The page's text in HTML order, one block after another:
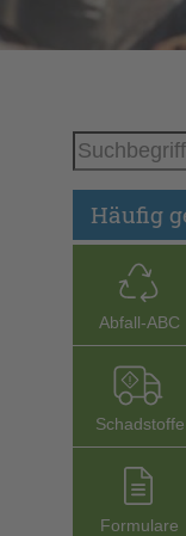
Häufig
Abfall-­ABC
Schadstoffe
Formu­lare